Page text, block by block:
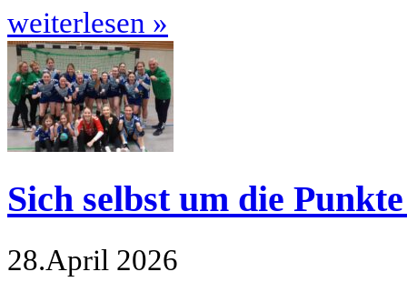
weiterlesen »
Sich selbst um die
28.April 2026